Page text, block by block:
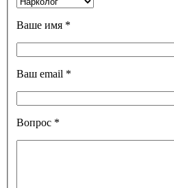
Ваше имя *
Ваш email *
Вопрос *